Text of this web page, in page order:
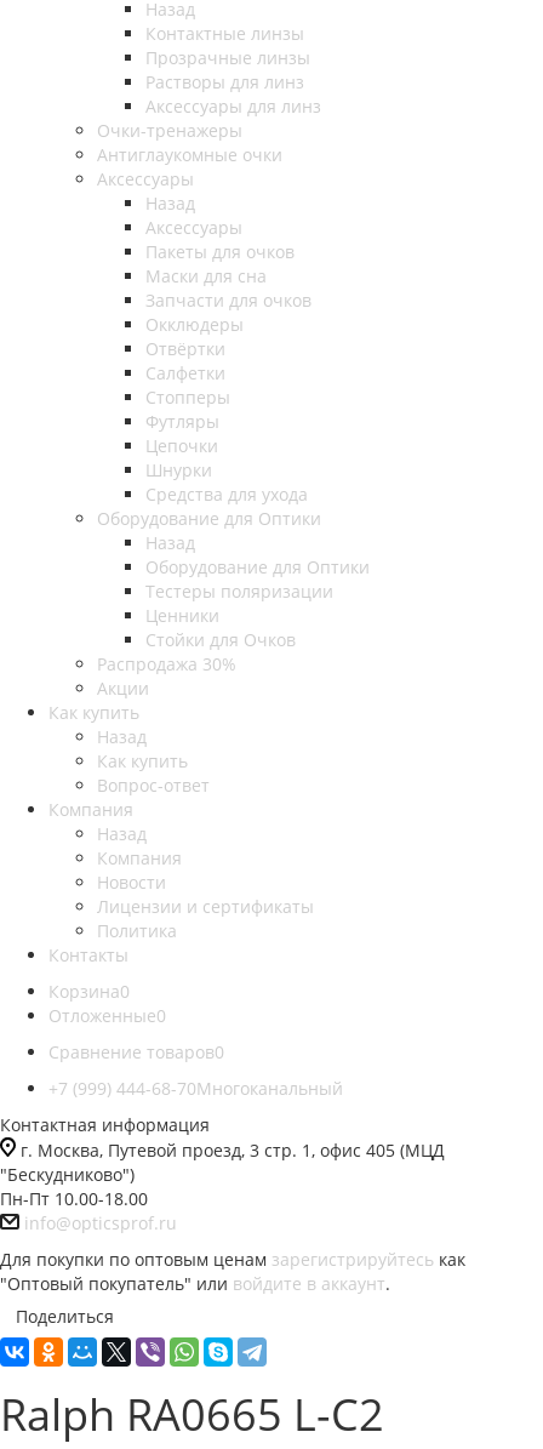
Назад
Контактные линзы
Прозрачные линзы
Растворы для линз
Аксессуары для линз
Очки-тренажеры
Антиглаукомные очки
Аксессуары
Назад
Аксессуары
Пакеты для очков
Маски для сна
Запчасти для очков
Окклюдеры
Отвёртки
Салфетки
Стопперы
Футляры
Цепочки
Шнурки
Средства для ухода
Оборудование для Оптики
Назад
Оборудование для Оптики
Тестеры поляризации
Ценники
Стойки для Очков
Распродажа 30%
Акции
Как купить
Назад
Как купить
Вопрос-ответ
Компания
Назад
Компания
Новости
Лицензии и сертификаты
Политика
Контакты
Корзина0
Отложенные0
Сравнение товаров0
+7 (999) 444-68-70Многоканальный
Контактная информация
г. Москва, Путевой проезд, 3 стр. 1, офис 405 (МЦД
"Бескудниково")
Пн-Пт 10.00-18.00
info@opticsprof.ru
Для покупки по оптовым ценам зарегистрируйтесь как
"Оптовый покупатель" или войдите в аккаунт.
Поделиться
Ralph RA0665 L-C2